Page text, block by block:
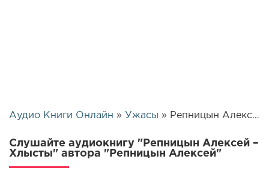
Аудио Книги Онлайн » Ужасы » Репницын Алексей – Хлысты | 25950
Слушайте аудиокнигу "Репницын Алексей –
Хлысты" автора "Репницын Алексей"